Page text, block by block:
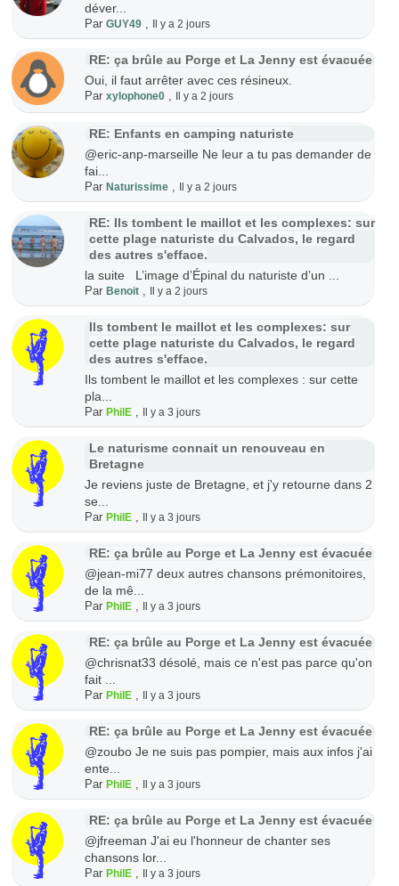
déver...
Par GUY49, Il y a 2 jours
RE: ça brûle au Porge et La Jenny est évacuée
Oui, il faut arrêter avec ces résineux.
Par xylophone0, Il y a 2 jours
RE: Enfants en camping naturiste
@eric-anp-marseille Ne leur a tu pas demander de
fai...
Par Naturissime, Il y a 2 jours
RE: Ils tombent le maillot et les complexes: sur
cette plage naturiste du Calvados, le regard
des autres s'efface.
la suite L’image d’Épinal du naturiste d’un ...
Par Benoit, Il y a 2 jours
Ils tombent le maillot et les complexes: sur
cette plage naturiste du Calvados, le regard
des autres s'efface.
Ils tombent le maillot et les complexes : sur cette
pla...
Par PhilE, Il y a 3 jours
Le naturisme connait un renouveau en
Bretagne
Je reviens juste de Bretagne, et j'y retourne dans 2
se...
Par PhilE, Il y a 3 jours
RE: ça brûle au Porge et La Jenny est évacuée
@jean-mi77 deux autres chansons prémonitoires,
de la mê...
Par PhilE, Il y a 3 jours
RE: ça brûle au Porge et La Jenny est évacuée
@chrisnat33 désolé, mais ce n'est pas parce qu'on
fait ...
Par PhilE, Il y a 3 jours
RE: ça brûle au Porge et La Jenny est évacuée
@zoubo Je ne suis pas pompier, mais aux infos j'ai
ente...
Par PhilE, Il y a 3 jours
RE: ça brûle au Porge et La Jenny est évacuée
@jfreeman J'ai eu l'honneur de chanter ses
chansons lor...
Par PhilE, Il y a 3 jours